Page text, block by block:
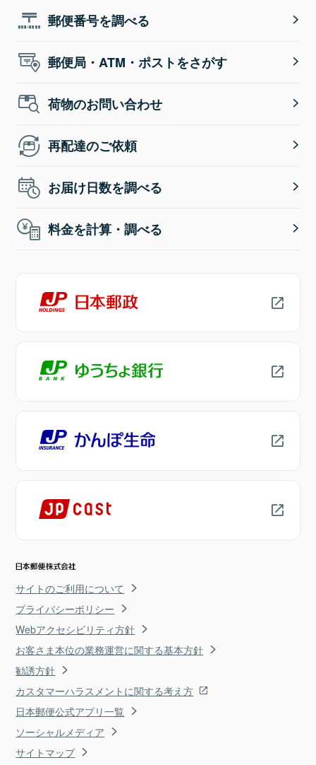
郵便番号を調べる
郵便局・ATM・ポストをさがす
荷物のお問い合わせ
再配達のご依頼
お届け日数を調べる
料金を計算・調べる
サイトのご利用について
プライバシーポリシー
Webアクセシビリティ方針
お客さま本位の業務運営に関する基本方針
勧誘方針
カスタマーハラスメントに関する考え方
日本郵便公式アプリ一覧
ソーシャルメディア
サイトマップ